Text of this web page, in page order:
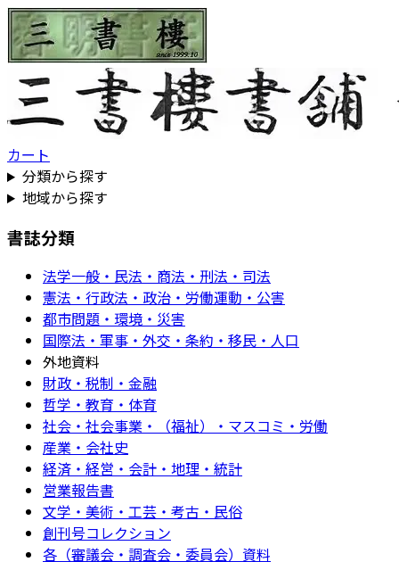
カート
分類から探す
地域から探す
書誌分類
法学一般・民法・商法・刑法・司法
憲法・行政法・政治・労働運動・公害
都市問題・環境・災害
国際法・軍事・外交・条約・移民・人口
外地資料
財政・税制・金融
哲学・教育・体育
社会・社会事業・（福祉）・マスコミ・労働
産業・会社史
経済・経営・会計・地理・統計
営業報告書
文学・美術・工芸・考古・民俗
創刊号コレクション
各（審議会・調査会・委員会）資料